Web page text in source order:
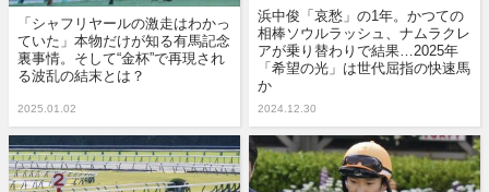
「シャフリヤールの激走はわかっ
ていた」本物だけが知る有馬記念
裏事情。そして“金杯”で再現され
る波乱の結末とは？
2025.01.02
浜中俊「哀愁」の1年。かつての
相棒ソウルラッシュ、ナムラクレ
アが乗り替わりで結果…2025年
「希望の光」は世代屈指の快速馬
か
2024.12.30